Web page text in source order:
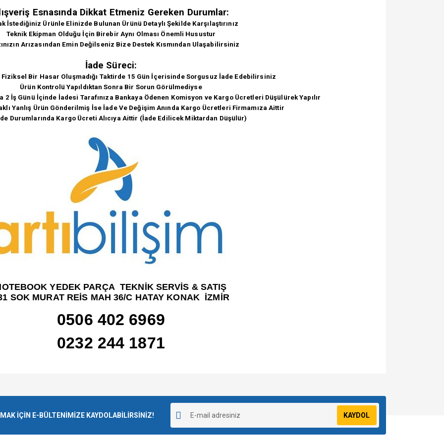
Esnasında Dikkat Etmeniz Gereken Durumlar:
İstediğiniz Ürünle Elinizde Bulunan Ürünü Detaylı Şekilde Karşılaştırınız
Teknik Ekipman Olduğu İçin Birebir Aynı Olması Önemli Husustur
Arızasından Emin Değilseniz Bize Destek Kısmından Ulaşabilirsiniz
İade Süreci:
Fiziksel Bir Hasar Oluşmadığı Taktirde 15 Gün İçerisinde Sorgusuz İade Edebilirsiniz
Ürün Kontrolü Yapıldıktan Sonra Bir Sorun Görülmediyse
2 İş Günü İçinde İadesi Tarafınıza Bankaya Ödenen Komisyon ve Kargo Ücretleri Düşülürek Yapılır
Yanlış Ürün Gönderilmiş İse İade Ve Değişim Anında Kargo Ücretleri Firmamıza Aittir
Durumlarında Kargo Ücreti Alıcıya Aittir (İade Edilicek Miktardan Düşülür)
YEDEK PARÇA TEKNİK SERVİS & SATIŞ
SOK MURAT REİS MAH 36/C HATAY KONAK İZMİR
0506 402 6969
0232 244 1871
İÇİN E-BÜLTENİMİZE KAYDOLABİLİRSİNİZ! KAYDOL